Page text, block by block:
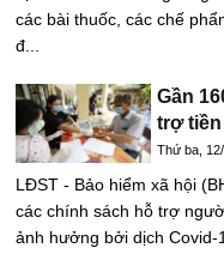
các bài thuốc, các chế
đ...
Gần
trợ
Thứ ba,
LĐST - Bảo hiểm xã hội
các chính sách hỗ trợ
ảnh hưởng bởi dịch